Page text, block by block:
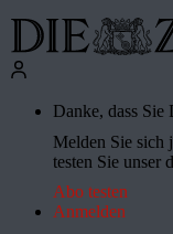
Danke, dass
Melden Sie sich
testen Sie unser
Abo testen
Anmelden